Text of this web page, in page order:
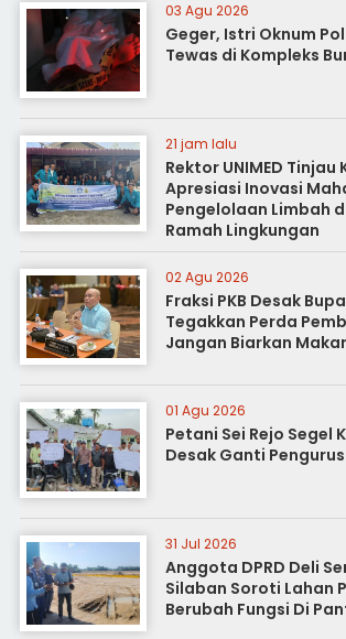
03 Agu 2026
Geger, Istri Oknum
Tewas di Kompleks
21 jam lalu
Rektor UNIMED Tinjau
Apresiasi Inovasi
Pengelolaan Limbah
Ramah Lingkungan
02 Agu 2026
Fraksi PKB Desak
Tegakkan Perda
Jangan Biarkan
01 Agu 2026
Petani Sei Rejo Segel
Desak Ganti Pengurus
31 Jul 2026
Anggota DPRD Deli
Silaban Soroti Lahan
Berubah Fungsi Di